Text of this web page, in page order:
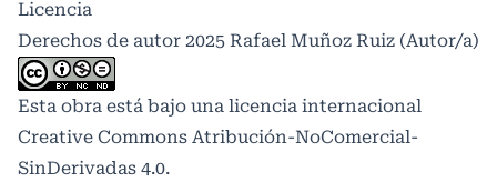
Licencia
Derechos de autor 2025 Rafael Muñoz Ruiz (Autor/a)
Esta obra está bajo una licencia internacional
Creative Commons Atribución-NoComercial-
SinDerivadas 4.0.